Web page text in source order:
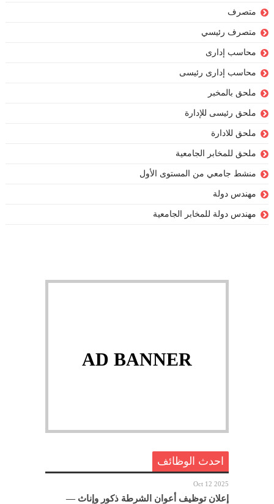
متصرف
متصرف رئيسي
محاسب إدارى
محاسب إدارى رئيسى
ملحق بالمخبر
ملحق رئيسى للإدارة
ملحق للادارة
ملحق للمخابر الجامعية
منشط جامعي من المستوى الأول
مهندس دولة
مهندس دولة للمخابر الجامعية
AD BANNER
احدث الوظائف
Oct 12 2025
إعلان توظيف أعوان الشرطة ذكور وإناث —